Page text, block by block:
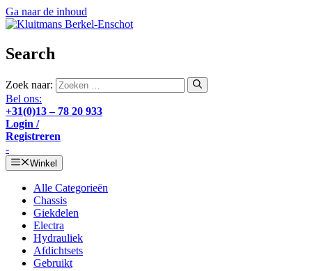
Ga naar de inhoud
Search
Zoek naar:
Bel ons:
+31(0)13 – 78 20 933
Login /
Registreren
-
Winkel
Alle Categorieën
Chassis
Giekdelen
Electra
Hydrauliek
Afdichtsets
Gebruikt